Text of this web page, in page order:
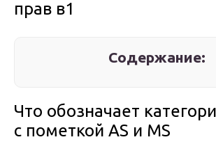
прав в1
Содержание:
Что обозначает
с пометкой AS и MS